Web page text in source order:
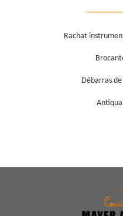
Rachat
Débarras